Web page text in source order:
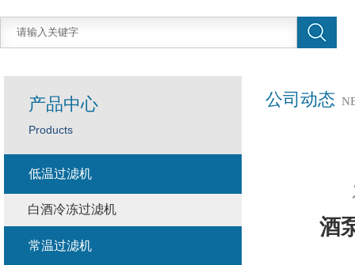
公司动态
酒
产品中心
Products
低温过滤机
白酒冷冻过滤机
常温过滤机